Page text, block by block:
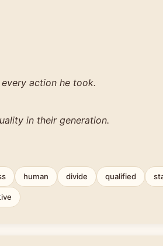
action he took.
in their generation.
human divide qualified